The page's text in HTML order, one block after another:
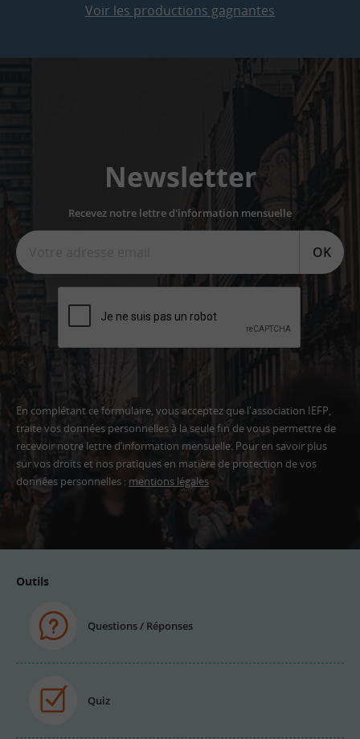
Voir les productions gagnantes
Newsletter
Recevez notre lettre d'information mensuelle
OK
En complétant ce formulaire, vous acceptez que l'association IEFP,
traite vos données personnelles à la seule fin de vous permettre de
recevoir notre lettre d’information mensuelle. Pour en savoir plus
sur vos droits et nos pratiques en matière de protection de vos
données personnelles : mentions légales
Outils
Questions / Réponses
Quiz